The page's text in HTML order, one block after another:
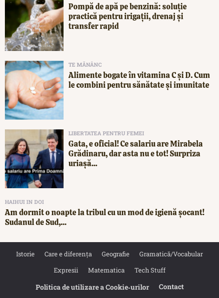
Pompă de apă pe benzină: soluție
practică pentru irigații, drenaj și
transfer rapid
TE MĂNÂNC
Alimente bogate în vitamina C și D. Cum
le combini pentru sănătate și imunitate
LIBERTATEA PENTRU FEMEI
Gata, e oficial! Ce salariu are Mirabela
Grădinaru, dar asta nu e tot! Surpriza
uriașă...
HAIHUI IN DOI
Am dormit o noapte la tribul cu un mod de igienă șocant!
Sudanul de Sud,...
Istorie Care e diferența Geografie
Gramatică/Vocabular
Expresii
Matematica Tech Stuff
Politica de utilizare a Cookie‐urilor Contact